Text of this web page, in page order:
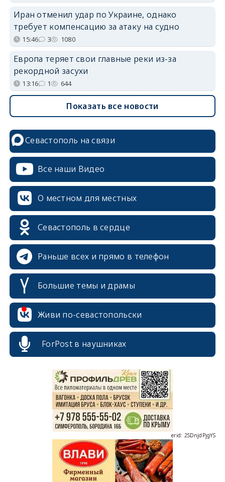
Иран отменил удар по Украине, однако
требует компенсацию за атаку на судно
15:46 3 1080
Европа теряет свои главные реки из-за
рекордной засухи
13:16 1 644
Показать все новости
Севастополь на связи
Все наши Видео
О местном для местных
Севастополь в сердце
Раньше всех и прямо в телефон
Большие темы и драмы
Живи по-севастопольски
ForPost в наушниках
erid: 2SDnjcrDNw6
erid: 2SDnjdPjgYS
erid: 2SDnjdvhGXG